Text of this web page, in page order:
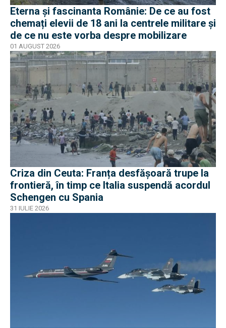
Eterna și fascinanta Românie: De ce au fost
chemați elevii de 18 ani la centrele militare și
de ce nu este vorba despre mobilizare
01 AUGUST 2026
Criza din Ceuta: Franța desfășoară trupe la
frontieră, în timp ce Italia suspendă acordul
Schengen cu Spania
31 IULIE 2026